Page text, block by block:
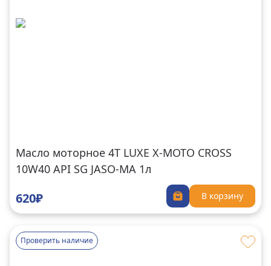
Масло моторное 4Т LUXE X-MOTO CROSS
10W40 API SG JASO-MA 1л
620₽ В корзину
Проверить наличие